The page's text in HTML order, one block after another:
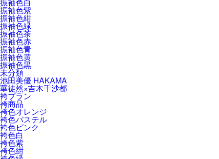
振袖色紫
振袖色紺
振袖色緑
振袖色茶
振袖色赤
振袖色青
振袖色黄
振袖色黒
未分類
池田美優 HAKAMA
華徒然×吉木千沙都
袴プラン
袴商品
袴色オレンジ
袴色パステル
袴色ピンク
袴色白
袴色紫
袴色紺